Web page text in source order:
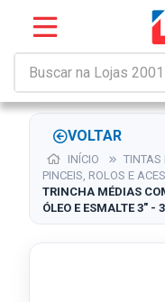
VOLTAR
INÍCIO
TINTAS
PINCEIS, ROLOS E
TRINCHA MÉDIAS
ÓLEO E ESMALTE 3" -